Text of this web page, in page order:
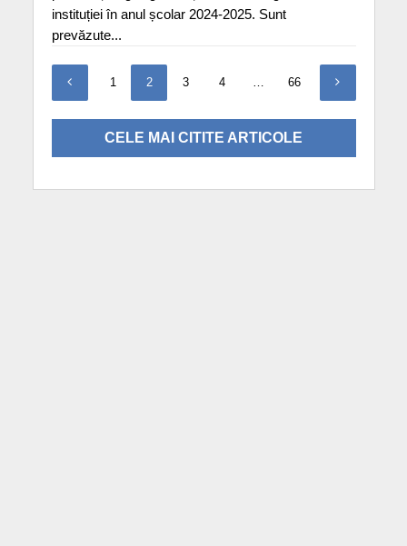
instituției în anul școlar 2024-2025. Sunt
prevăzute...
1 2 3 4 … 66
CELE MAI CITITE ARTICOLE